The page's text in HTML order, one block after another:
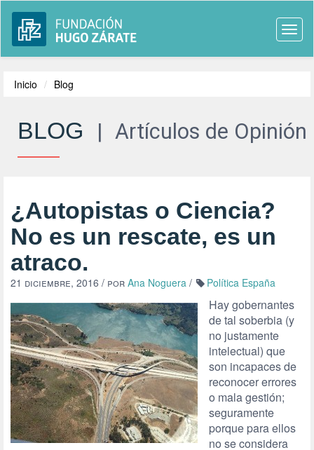
Inicio Blog
BLOG | Artículos de Opinión
¿Autopistas o Ciencia?
No es un rescate, es un
atraco.
21 diciembre, 2016 / por Ana Noguera / Política España
Hay gobernantes
de tal soberbia (y
no justamente
intelectual) que
son incapaces de
reconocer errores
o mala gestión;
seguramente
porque para ellos
no se considera